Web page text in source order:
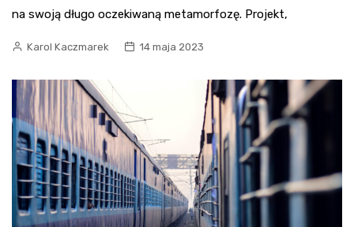
na swoją długo oczekiwaną metamorfozę. Projekt,
Karol Kaczmarek 14 maja 2023